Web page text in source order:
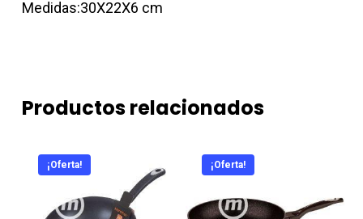
Medidas:30X22X6 cm
Productos relacionados
¡Oferta! ¡Oferta!